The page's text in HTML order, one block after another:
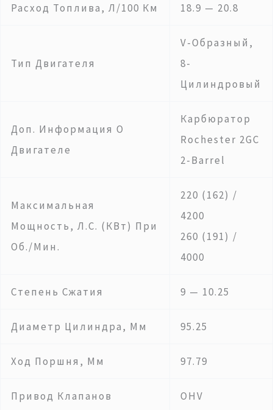
Расход Топлива, Л/100 Км 18.9 — 20.8
Тип Двигателя
V-Образный,
8-
Цилиндровый
Доп. Информация О
Двигателе
Карбюратор
Rochester 2GC
2-Barrel
Максимальная
Мощность, Л.с. (кВт) При
Об./мин.
220 (162) /
4200
260 (191) /
4000
Степень Сжатия 9 — 10.25
Диаметр Цилиндра, Мм 95.25
Ход Поршня, Мм 97.79
Привод Клапанов OHV